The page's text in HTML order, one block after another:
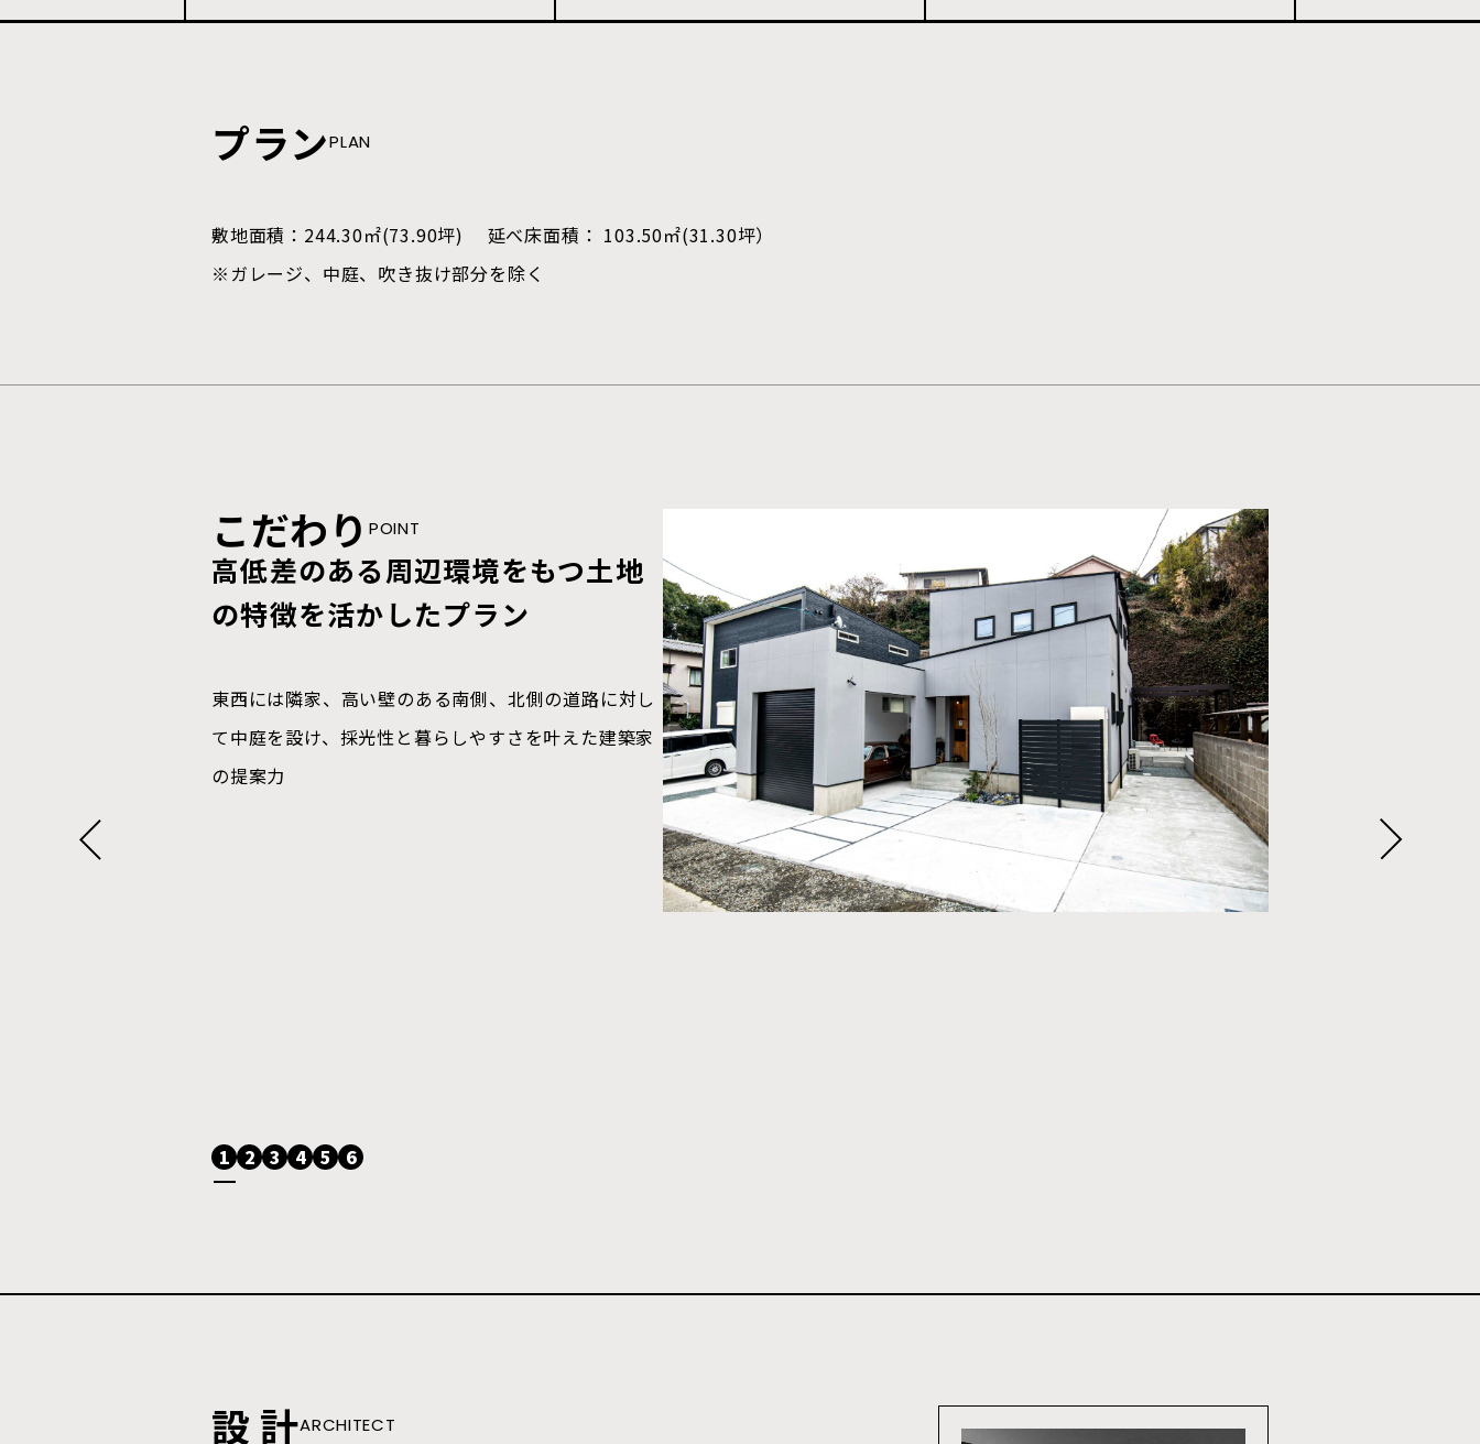
プランPLAN
敷地面積：244.30㎡(73.90坪) 延べ床面積： 103.50㎡(31.30坪）
※ガレージ、中庭、吹き抜け部分を除く
こだわり POINT
高低差のある周辺環境をもつ土地
の特徴を活かしたプラン
東西には隣家、高い壁のある南側、北側の道路に対し
て中庭を設け、採光性と暮らしやすさを叶えた建築家
の提案力
こだわり POINT
玄関からリビングが見えないが、
開放感のある空間
玄関から入り、中庭の横を通って生活の中心となるリ
ビングへ向かえる配置。プライバシーをしっかり確保
した開放的なLDKは、キッチンからもソファーからも
こだわり POINT
家事楽を叶えた、家事動線
干す場所・収納場所を一カ所にまとめてさらにアイロ
ンをかける場所も確保しました。
こだわり POINT
生活基盤を1階にまとめた部屋配置
置し、寝室、セカンドリビング、ファミリークローゼ
ット、メインのLDKと回遊性をしっかり確保していま
す。
こだわり POINT
裏動線を確保し、玄関をすっきり
させる
買い物から帰り、シューズクロークを通ってすぐにキ
ッチン収納へ向かうことができます。玄関には靴やコ
ート、趣味の用品などもまとめて収納でき、散らかり
こだわり POINT
バウハウス．の家づくりでお約束
すること
バウハウス．全棟標準仕様
高断熱/高気密/高耐震・高耐久/長期優良住宅認定/ト
1 2 3 4 5 6
設 計ARCHITECT